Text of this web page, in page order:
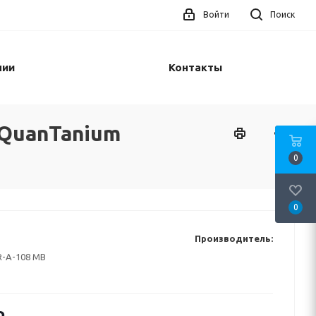
Поиск
Войти
Контакты
Производитель:
A-108 MB
0
0